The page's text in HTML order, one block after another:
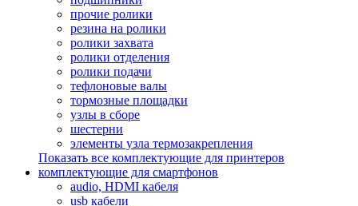
прочие ролики
резина на ролики
ролики захвата
ролики отделения
ролики подачи
тефлоновые валы
тормозные площадки
узлы в сборе
шестерни
элементы узла термозакрепления
Показать все комплектующие для принтеров
комплектующие для смартфонов
audio, HDMI кабеля
usb кабели